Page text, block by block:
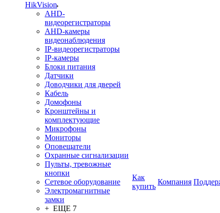
HikVision
AHD-
видеорегистраторы
AHD-камеры
видеонаблюдения
IP-видеорегистраторы
IP-камеры
Блоки питания
Датчики
Доводчики для дверей
Кабель
Домофоны
Кронштейны и
комплектующие
Микрофоны
Мониторы
Оповещатели
Охранные сигнализации
Пульты, тревожные
кнопки
Сетевое оборудование
Электромагнитные
замки
+ ЕЩЕ 7
Как
купить
Компания